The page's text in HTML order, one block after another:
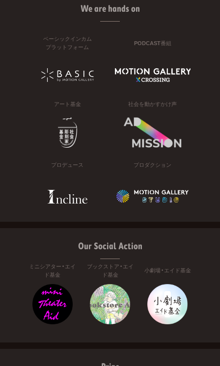
We are hands on
ベーシックインカム
プラットフォーム
PODCAST番組
アート基金 社会を動かすかけ声
プロデュース プロダクション
Our Social Action
ミニシアター・エイ
ド基金
ブックストア・エイ
ド基金
小劇場・エイド基金